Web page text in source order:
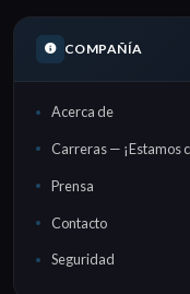
COMPAÑÍA
Acerca de
Carreras — ¡Estamos
Prensa
Contacto
Seguridad